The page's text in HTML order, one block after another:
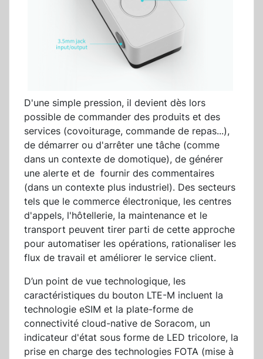
D'une simple pression, il devient dès lors
possible de commander des produits et des
services (covoiturage, commande de repas...),
de démarrer ou d'arrêter une tâche (comme
dans un contexte de domotique), de générer
une alerte et de fournir des commentaires
(dans un contexte plus industriel). Des secteurs
tels que le commerce électronique, les centres
d'appels, l'hôtellerie, la maintenance et le
transport peuvent tirer parti de cette approche
pour automatiser les opérations, rationaliser les
flux de travail et améliorer le service client.
D’un point de vue technologique, les
caractéristiques du bouton LTE-M incluent la
technologie eSIM et la plate-forme de
connectivité cloud-native de Soracom, un
indicateur d'état sous forme de LED tricolore, la
prise en charge des technologies FOTA (mise à